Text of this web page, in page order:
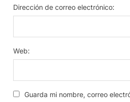
Dirección de correo electrónico:
Web:
Guarda mi nombre, correo